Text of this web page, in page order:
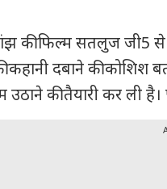
की फिल्म सतलुज जी5
कहानी दबाने की
की तैयारी कर ली